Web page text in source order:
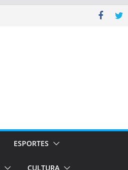
ESPORTES
CULTURA